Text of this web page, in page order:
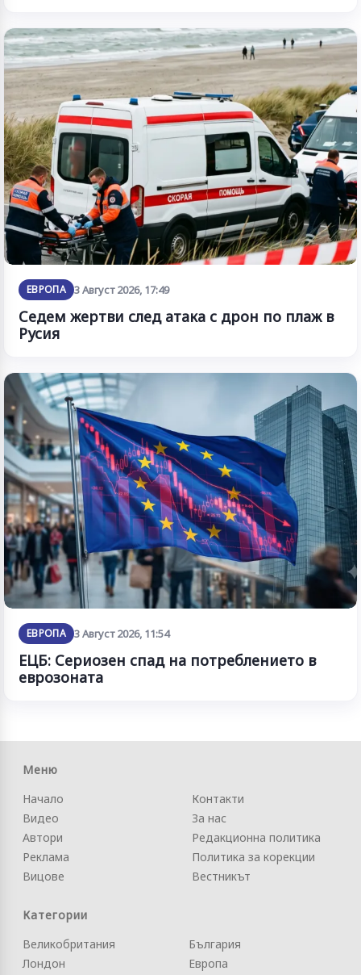
ЕВРОПА 3 Август 2026, 17:49
Седем жертви след атака с дрон по плаж в
Русия
ЕВРОПА 3 Август 2026, 11:54
ЕЦБ: Сериозен спад на потреблението в
еврозоната
Меню
Начало
Видео
Автори
Реклама
Вицове
Контакти
За нас
Редакционна политика
Политика за корекции
Вестникът
Категории
Великобритания
Лондон
България
Европа